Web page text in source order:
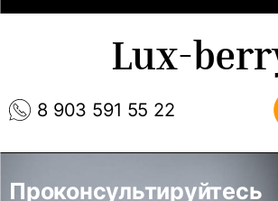
8 903 591 55 22
Lux-
Проконсультируйтесь